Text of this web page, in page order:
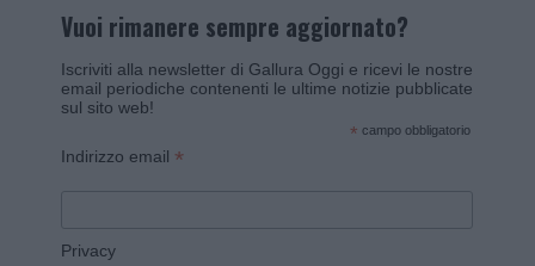
Vuoi rimanere sempre aggiornato?
Iscriviti alla newsletter di Gallura Oggi e ricevi le nostre
email periodiche contenenti le ultime notizie pubblicate
sul sito web!
* campo obbligatorio
Indirizzo email *
Privacy